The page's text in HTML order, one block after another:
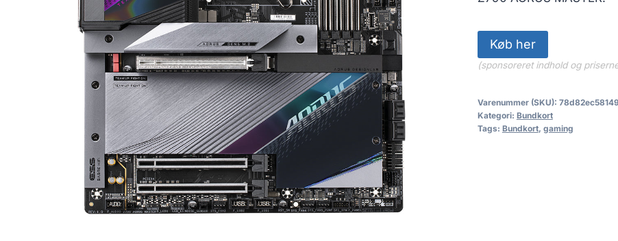
Køb her
(sponsoreret indhold og
Varenummer (SKU): 78d82ec58149
Kategori: Bundkort
Tags: Bundkort, gaming